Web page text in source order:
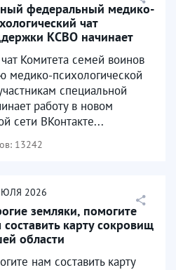
федеральный медико-
чат
КСВО начинает
Комитета семей воинов
медико-психологической
специальной
работу в новом
сети ВКонтакте...
13242
2026
земляки, помогите
составить карту сокровищ
области
нам составить карту